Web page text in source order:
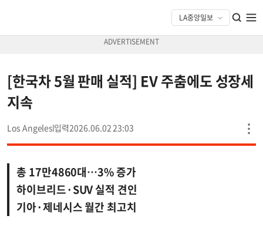
[한국차 5월 판매 실적] EV 주춤에도 성장세
지속
Los Angeles 2026.06.02 23:03
총 17만4860대…3% 증가
하이브리드·SUV 실적 견인
기아·제네시스 월간 최고치